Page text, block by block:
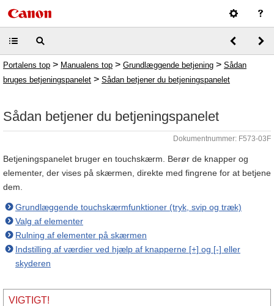
Portalens top > Manualens top > Grundlæggende betjening > Sådan
bruges betjeningspanelet > Sådan betjener du betjeningspanelet
Sådan betjener du betjeningspanelet
Dokumentnummer: F573-03F
Betjeningspanelet bruger en touchskærm. Berør de knapper og
elementer, der vises på skærmen, direkte med fingrene for at betjene
dem.
Grundlæggende touchskærmfunktioner (tryk, svip og træk)
Valg af elementer
Rulning af elementer på skærmen
Indstilling af værdier ved hjælp af knapperne [+] og [-] eller
skyderen
VIGTIGT!